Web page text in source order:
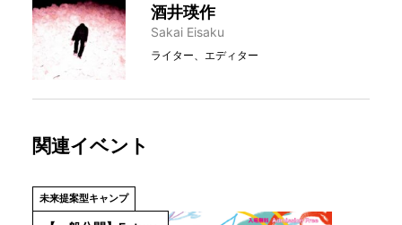
酒井瑛作
Sakai Eisaku
ライター、エディター
関連イベント
未来提案型キャンプ